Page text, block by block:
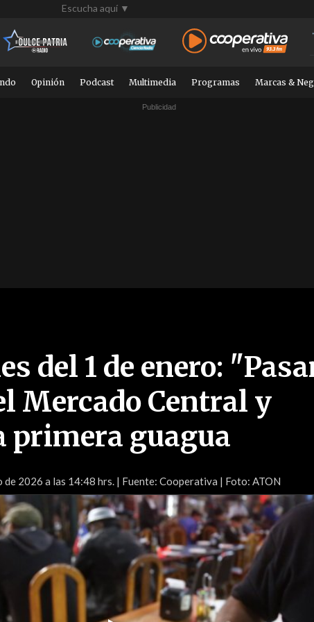
Escucha aquí ▼
Opinión Podcast Multimedia Programas Marcas &
del 1 de enero:
Mercado Central y
primera guagua
de 2026 a las 14:48 hrs. | Fuente: Cooperativa | Foto: ATON